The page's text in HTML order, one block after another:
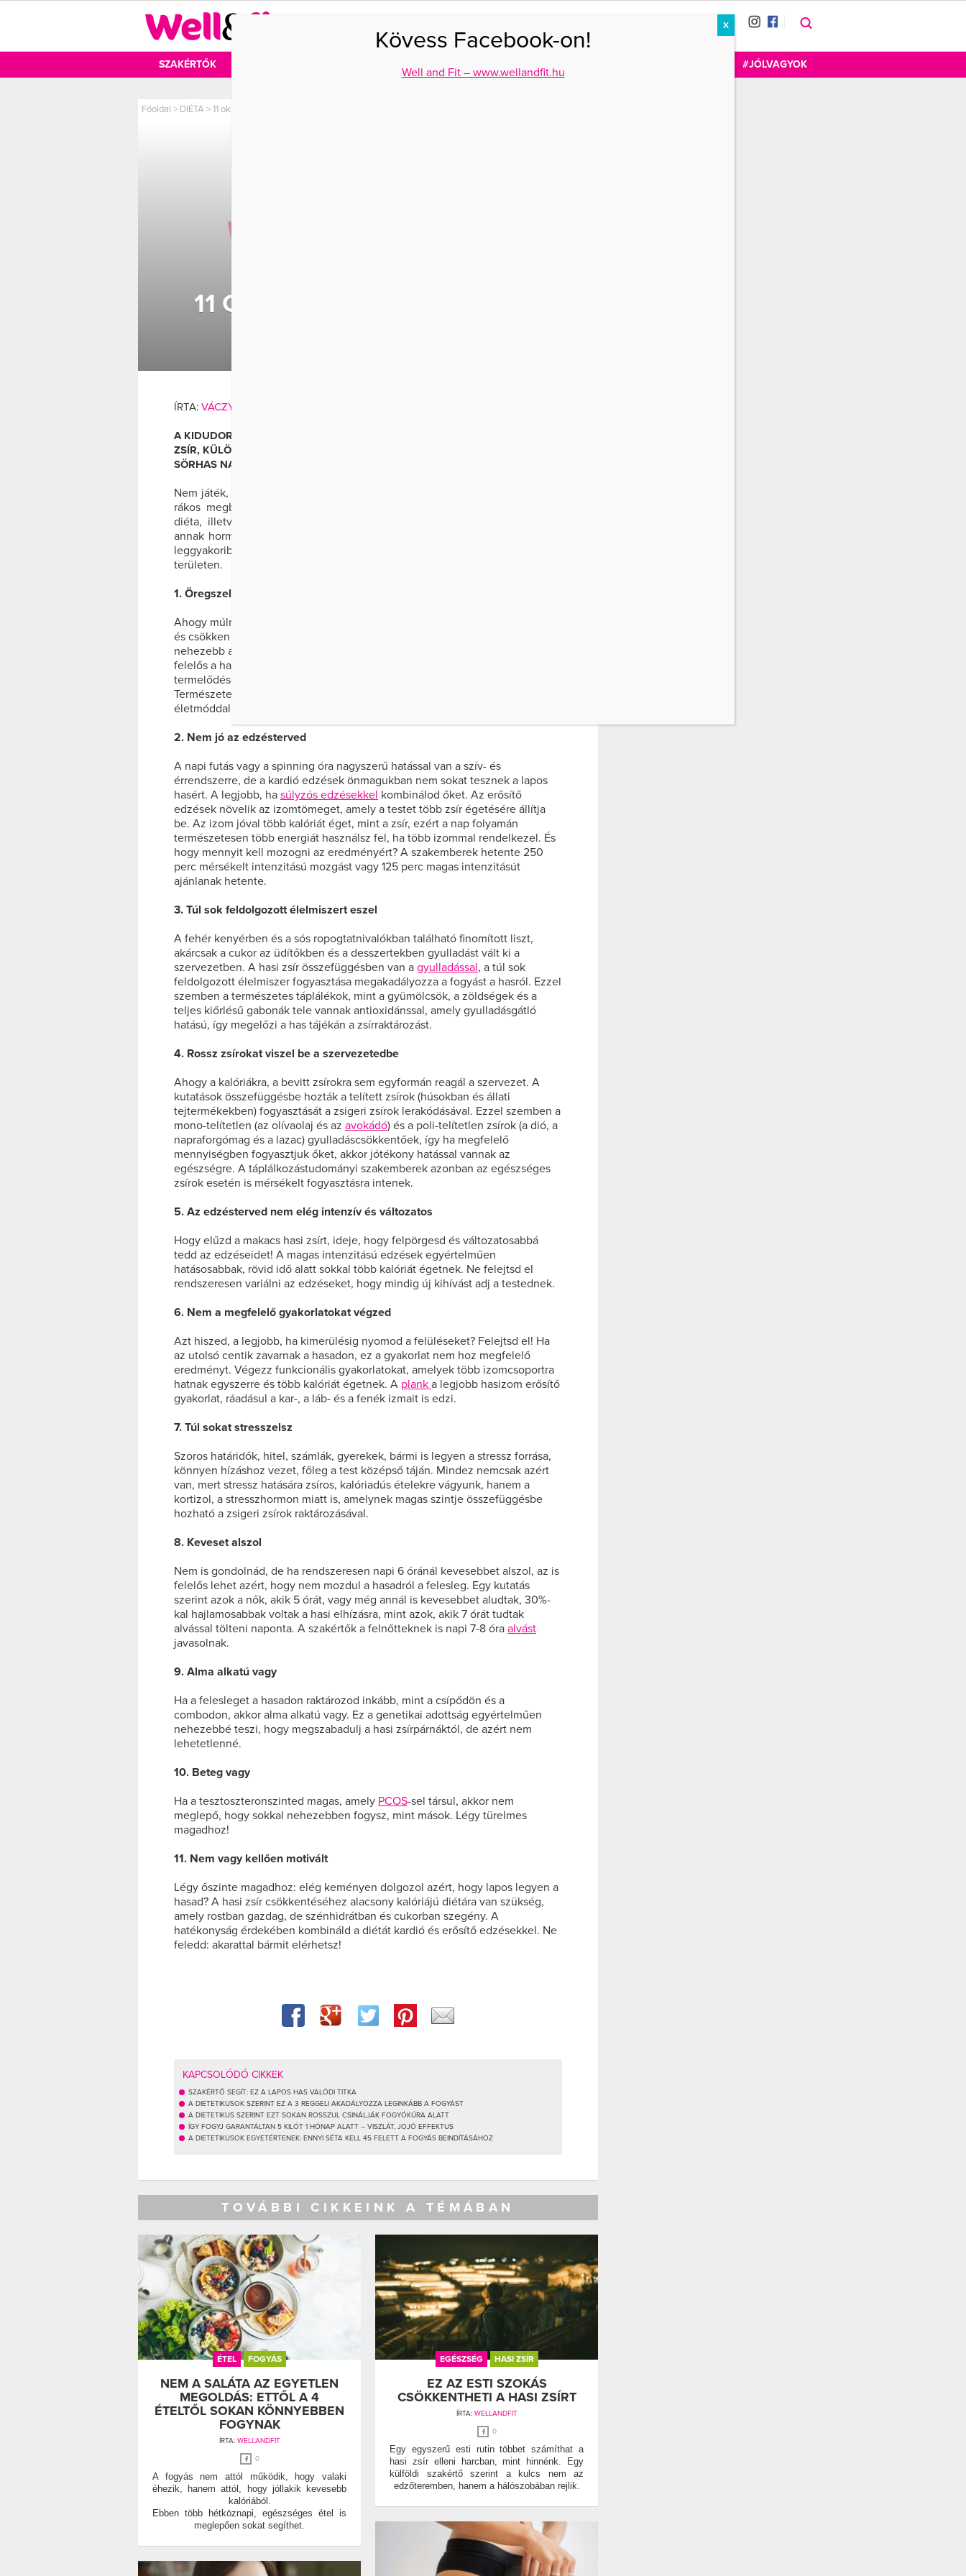
SZAKÉRTŐK #JÓLVAGYOK
Főoldal > DIÉTA >11 ok, amiért nem tudsz a hasadról fogyni
11 OK, AMIÉRT NEM TUDSZ A
ÍRTA: VÁCZY ANIKÓ
A KIDUDORODÓ HAS TÖBB, MINT HIÚSÁGI KÉRDÉS. A HASON LERAKODOTT
ZSÍR, KÜLÖNÖSEN A ZSIGERI ZSÍR, KÖRÜLVESZI A SZERVEKET, AKÁR
SÖRHAS NAGYSÁGÚRA IS FELPUFFASZTVA A HASAD.
Nem játék, hiszen szívbetegséghez, 2-es típusú diabéteszhez és különböző
rákos megbetegedésekhez is vezethet. Ha a jól összeállított és betartott
diéta, illetve a rendszeres testmozgás nem csökkenti a
annak hormonális, korral járó vagy más genetikai okai lehetnek. Olvasd el a
leggyakoribb 11 okot, ami nem engedi, hogy leadd a felesleget a kritikus
területen.
1. Öregszel
Ahogy múlnak az évek, a test másként kezd működni, az anyagcsere lelassul
és csökken a szervezet kalóriaszükséglete is. Ráadásul a nőknek még
nehezebb a dolguk a menopauza idején, a hormonváltozás kifejezetten
felelős a hasi zsírpárnákért. Az ösztrogén és a progeszteron
termelődése ilyenkor lelassul, a tesztoszteroné is, csak kisebb mértékben.
Természetesen ilyenkor sem szabad feladni a harcot, hidd el, egészséges
életmóddal laposabb lehet a hasad.
2. Nem jó az edzésterved
A napi futás vagy a spinning óra nagyszerű hatással van a szív- és
érrendszerre, de a kardió edzések önmagukban nem sokat tesznek a lapos
hasért. A legjobb, ha súlyzós edzésekkel kombinálod őket. Az erősítő
edzések növelik az izomtömeget, amely a testet több zsír égetésére állítja
be. Az izom jóval több kalóriát éget, mint a zsír, ezért a nap folyamán
természetesen több energiát használsz fel, ha több izommal rendelkezel. És
hogy mennyit kell mozogni az eredményért? A szakemberek hetente 250
perc mérsékelt intenzitású mozgást vagy 125 perc magas intenzitásút
ajánlanak hetente.
3. Túl sok feldolgozott élelmiszert eszel
A fehér kenyérben és a sós ropogtatnivalókban található finomított liszt,
akárcsak a cukor az üdítőkben és a desszertekben gyulladást vált ki a
szervezetben. A hasi zsír összefüggésben van a gyulladással, a túl sok
feldolgozott élelmiszer fogyasztása megakadályozza a fogyást a hasról. Ezzel
szemben a természetes táplálékok, mint a gyümölcsök, a zöldségek és a
teljes kiőrlésű gabonák tele vannak antioxidánssal, amely gyulladásgátló
hatású, így megelőzi a has tájékán a zsírraktározást.
4. Rossz zsírokat viszel be a szervezetedbe
Ahogy a kalóriákra, a bevitt zsírokra sem egyformán reagál a szervezet. A
kutatások összefüggésbe hozták a telített zsírok (húsokban és állati
tejtermékekben) fogyasztását a zsigeri zsírok lerakódásával. Ezzel szemben a
mono-telítetlen (az olívaolaj és az avokádó) és a poli-telítetlen zsírok (a dió, a
napraforgómag és a lazac) gyulladáscsökkentőek, így ha megfelelő
mennyiségben fogyasztjuk őket, akkor jótékony hatással vannak az
egészségre. A táplálkozástudományi szakemberek azonban az egészséges
zsírok esetén is mérsékelt fogyasztásra intenek.
5. Az edzésterved nem elég intenzív és változatos
Hogy elűzd a makacs hasi zsírt, ideje, hogy felpörgesd és változatosabbá
tedd az edzéseidet! A magas intenzitású edzések egyértelműen
hatásosabbak, rövid idő alatt sokkal több kalóriát égetnek. Ne felejtsd el
rendszeresen variálni az edzéseket, hogy mindig új kihívást adj a testednek.
6. Nem a megfelelő gyakorlatokat végzed
Azt hiszed, a legjobb, ha kimerülésig nyomod a felüléseket? Felejtsd el! Ha
az utolsó centik zavarnak a hasadon, ez a gyakorlat nem hoz megfelelő
eredményt. Végezz funkcionális gyakorlatokat, amelyek több izomcsoportra
hatnak egyszerre és több kalóriát égetnek. A plank a legjobb hasizom erősítő
gyakorlat, ráadásul a kar-, a láb- és a fenék izmait is edzi.
7. Túl sokat stresszelsz
Szoros határidők, hitel, számlák, gyerekek, bármi is legyen a stressz forrása,
könnyen hízáshoz vezet, főleg a test középső táján. Mindez nemcsak azért
van, mert stressz hatására zsíros, kalóriadús ételekre vágyunk, hanem a
kortizol, a stresszhormon miatt is, amelynek magas szintje összefüggésbe
hozható a zsigeri zsírok raktározásával.
8. Keveset alszol
Nem is gondolnád, de ha rendszeresen napi 6 óránál kevesebbet alszol, az is
felelős lehet azért, hogy nem mozdul a hasadról a felesleg. Egy kutatás
szerint azok a nők, akik 5 órát, vagy még annál is kevesebbet aludtak, 30%-
kal hajlamosabbak voltak a hasi elhízásra, mint azok, akik 7 órát tudtak
alvással tölteni naponta. A szakértők a felnőtteknek is napi 7-8 óra alvást
javasolnak.
9. Alma alkatú vagy
Ha a felesleget a hasadon raktározod inkább, mint a csípődön és a
combodon, akkor alma alkatú vagy. Ez a genetikai adottság egyértelműen
nehezebbé teszi, hogy megszabadulj a hasi zsírpárnáktól, de azért nem
lehetetlenné.
10. Beteg vagy
Ha a tesztoszteronszinted magas, amely PCOS-sel társul, akkor nem
meglepő, hogy sokkal nehezebben fogysz, mint mások. Légy türelmes
magadhoz!
11. Nem vagy kellően motivált
Légy őszinte magadhoz: elég keményen dolgozol azért, hogy lapos legyen a
hasad? A hasi zsír csökkentéséhez alacsony kalóriájú diétára van szükség,
amely rostban gazdag, de szénhidrátban és cukorban szegény. A
hatékonyság érdekében kombináld a diétát kardió és erősítő edzésekkel. Ne
feledd: akarattal bármit elérhetsz!
KAPCSOLÓDÓ CIKKEK
SZAKÉRTŐ SEGÍT: EZ A LAPOS HAS VALÓDI TITKA
A DIETETIKUSOK SZERINT EZ A 3 REGGELI AKADÁLYOZZA LEGINKÁBB A FOGYÁST
A DIETETIKUS SZERINT EZT SOKAN ROSSZUL CSINÁLJÁK FOGYÓKÚRA ALATT
ÍGY FOGYJ GARANTÁLTAN 5 KILÓT 1 HÓNAP ALATT – VISZLÁT, JOJÓ EFFEKTUS
A DIETETIKUSOK EGYETÉRTENEK: ENNYI SÉTA KELL 45 FELETT A FOGYÁS BEINDÍTÁSÁHOZ
TOVÁBBI CIKKEINK A TÉMÁBAN
ÉTEL FOGYÁS
NEM A SALÁTA AZ EGYETLEN
MEGOLDÁS: ETTŐL A 4
ÉTELTŐL SOKAN KÖNNYEBBEN
FOGYNAK
ÍRTA: WELLANDFIT
0
A fogyás nem attól működik, hogy valaki
éhezik, hanem attól, hogy jóllakik kevesebb
kalóriából.
Ebben több hétköznapi, egészséges étel is
meglepően sokat segíthet.
EGÉSZSÉG HASI ZSÍR
EZ AZ ESTI SZOKÁS
CSÖKKENTHETI A HASI ZSÍRT
ÍRTA: WELLANDFIT
0
Egy egyszerű esti rutin többet számíthat a
hasi zsír elleni harcban, mint hinnénk. Egy
külföldi szakértő szerint a kulcs nem az
edzőteremben, hanem a hálószobában rejlik.
Kövess Facebook-on!
Well and Fit – www.wellandfit.hu
X